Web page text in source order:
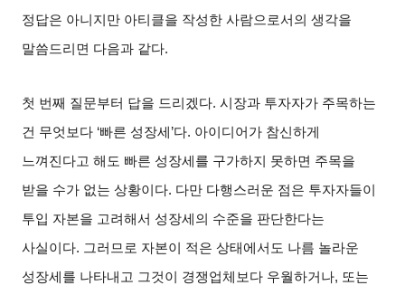
정답은 아니지만 아티클을 작성한 사람으로서의 생각을
말씀드리면 다음과 같다.
첫 번째 질문부터 답을 드리겠다.시장과 투자자가 주목하는
건 무엇보다 ‘빠른 성장세 ’다. 아이디어가 참신하게
느껴진다고 해도 빠른 성장세를 구가하지 못하면 주목을
받을 수가 없는 상황이다. 다만 다행스러운 점은 투자자들이
투입 자본을 고려해서 성장세의 수준을 판단한다는
사실이다. 그러므로 자본이 적은 상태에서도 나름 놀라운
성장세를 나타내고 그것이 경쟁업체보다 우월하거나, 또는